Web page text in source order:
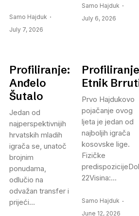
Samo Hajduk
July 7, 2026
Samo Hajduk
July 6, 2026
Profiliranje:
Anđelo
Šutalo
Jedan od
najperspektivnijih
hrvatskih mladih
igrača se, unatoč
brojnim
ponudama,
odlučio na
odvažan transfer i
prijeći...
Etnik
Prvo Hajdukovo
pojačanje ovog
ljeta je jedan od
najboljih igrača
kosovske lige.
Fizičke
22Visina:...
Samo Hajduk
June 12, 2026